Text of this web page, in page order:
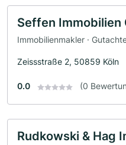
Seffen Immobilien
Immobilienmakler ·
Zeissstraße 2, 50859 Köln
0.0 (0
Rudkowski & Hag